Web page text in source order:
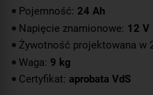
Pojemność: 24 Ah
Napięcie znamionowe: 12 V
Żywotność projektowana w
Waga: 9 kg
Certyfikat: aprobata VdS